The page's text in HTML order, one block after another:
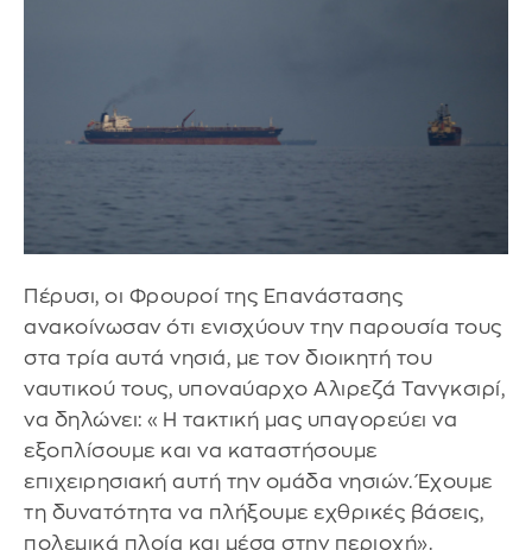
Πέρυσι, οι Φρουροί της Επανάστασης
ανακοίνωσαν ότι ενισχύουν την παρουσία τους
στα τρία αυτά νησιά, με τον διοικητή του
ναυτικού τους, υποναύαρχο Αλιρεζά Τανγκσιρί,
να δηλώνει: «Η τακτική μας υπαγορεύει να
εξοπλίσουμε και να καταστήσουμε
επιχειρησιακή αυτή την ομάδα νησιών. Έχουμε
τη δυνατότητα να πλήξουμε εχθρικές βάσεις,
πολεμικά πλοία και μέσα στην περιοχή».